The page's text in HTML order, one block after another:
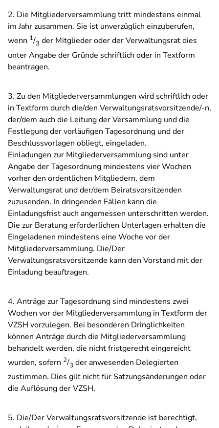
2. Die Mitgliederversammlung tritt mindestens einmal
im Jahr zusammen. Sie ist unverzüglich einzuberufen,
wenn 1/3 der Mitglieder oder der Verwaltungsrat dies
unter Angabe der Gründe schriftlich oder in Textform
beantragen.
3. Zu den Mitgliederversammlungen wird schriftlich oder
in Textform durch die/den Verwaltungsratsvorsitzende/-n,
der/dem auch die Leitung der Versammlung und die
Festlegung der vorläufigen Tagesordnung und der
Beschlussvorlagen obliegt, eingeladen.
Einladungen zur Mitgliederversammlung sind unter
Angabe der Tagesordnung mindestens vier Wochen
vorher den ordentlichen Mitgliedern, dem
Verwaltungsrat und der/dem Beiratsvorsitzenden
zuzusenden. In dringenden Fällen kann die
Einladungsfrist auch angemessen unterschritten werden.
Die zur Beratung erforderlichen Unterlagen erhalten die
Eingeladenen mindestens eine Woche vor der
Mitgliederversammlung. Die/Der
Verwaltungsratsvorsitzende kann den Vorstand mit der
Einladung beauftragen.
4. Anträge zur Tagesordnung sind mindestens zwei
Wochen vor der Mitgliederversammlung in Textform der
VZSH vorzulegen. Bei besonderen Dringlichkeiten
können Anträge durch die Mitgliederversammlung
behandelt werden, die nicht fristgerecht eingereicht
wurden, sofern 2/3 der anwesenden Delegierten
zustimmen. Dies gilt nicht für Satzungsänderungen oder
die Auflösung der VZSH.
5. Die/Der Verwaltungsratsvorsitzende ist berechtigt,